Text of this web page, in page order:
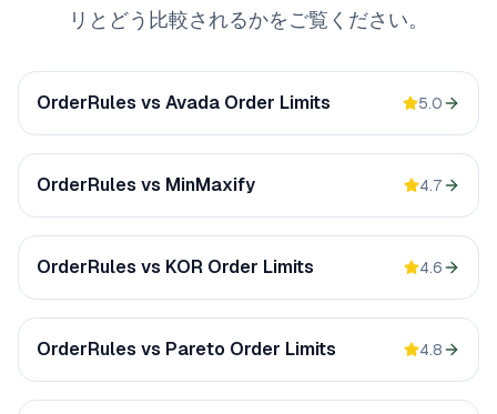
リとどう比較されるかをご覧ください。
OrderRules vs Avada Order Limits 5.0
OrderRules vs MinMaxify 4.7
OrderRules vs KOR Order Limits 4.6
OrderRules vs Pareto Order Limits 4.8